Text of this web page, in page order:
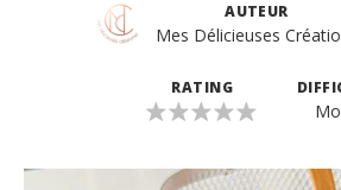
AUTEUR
Mes Délicieuses
RATING